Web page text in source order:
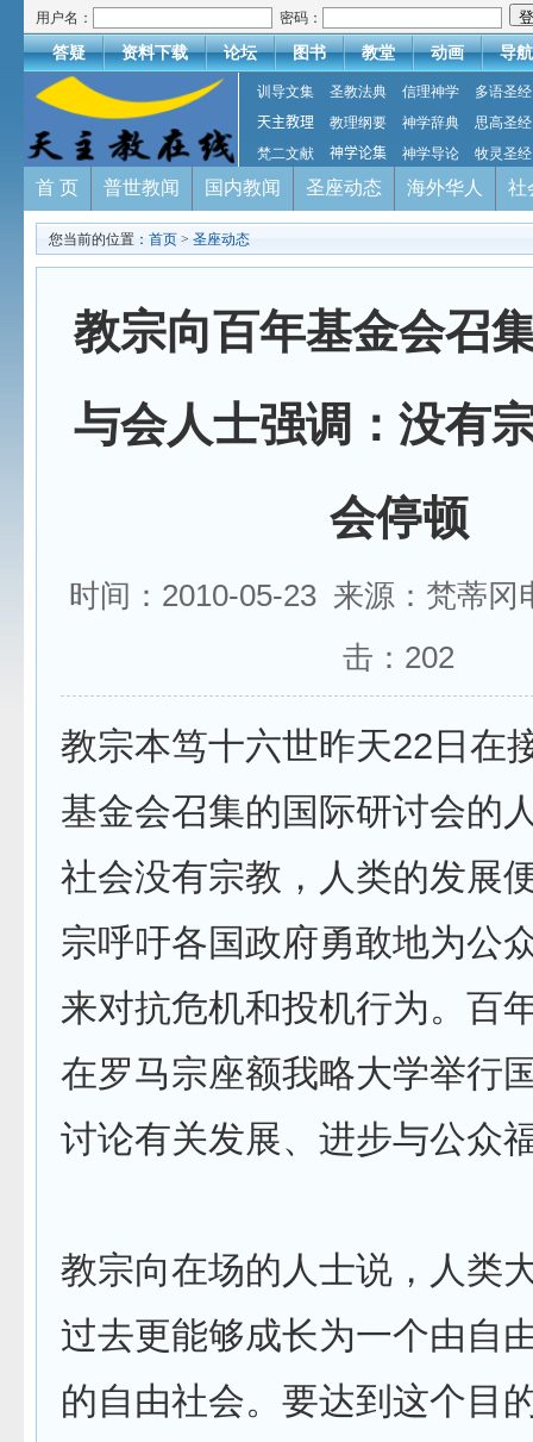
用户名： 密码：
答疑 资料下载 论坛 图书 教堂 动画 导航
训导文集 圣教法典 信理神学
多语圣经
天主教理
教理纲要 神学辞典
思高圣经
梵二文献
神学论集 神学导论 牧灵圣经
首 页 普世教闻 国内教闻 圣座动态 海外华人 社
您当前的位置： 首页 > 圣座动态
教宗向百年基金会召
与会人士强调：没有
会停顿
时间：2010-05-23 来源：梵蒂
击： 202
教宗本笃十六世昨天22日在
基金会召集的国际研讨会的
社会没有宗教，人类的发展
宗呼吁各国政府勇敢地为公
来对抗危机和投机行为。百
在罗马宗座额我略大学举行
讨论有关发展、进步与公众
教宗向在场的人士说，人类
过去更能够成长为一个由自
的自由社会。要达到这个目